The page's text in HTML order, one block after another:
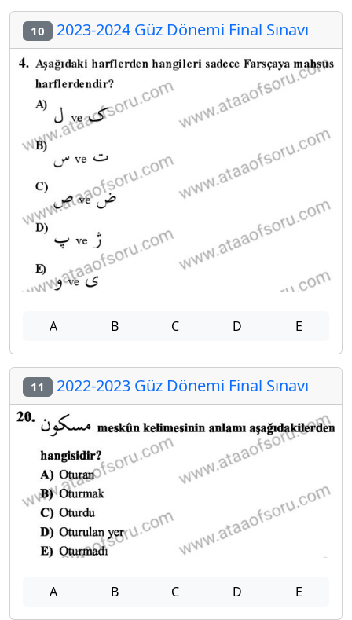
10 2023-2024 Güz Dönemi Final Sınavı
A B C D E
11 2022-2023 Güz Dönemi Final Sınavı
A B C D E